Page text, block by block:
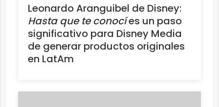
Leonardo Aranguibel de Disney:
Hasta que te conocíes un paso
significativo para Disney Media
de generar productos originales
en LatAm